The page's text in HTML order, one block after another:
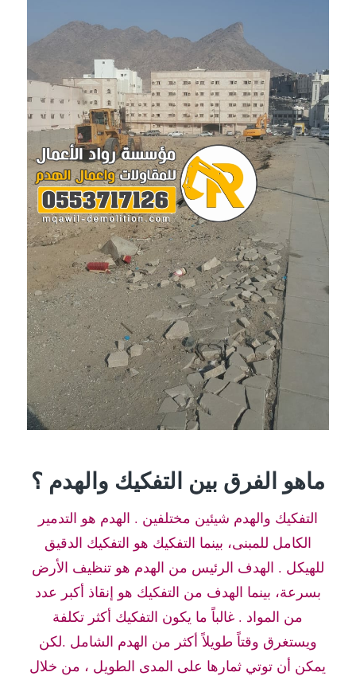
ماهو الفرق بين التفكيك والهدم ؟
التفكيك والهدم شيئين مختلفين . الهدم هو التدمير
الكامل للمبنى، بينما التفكيك هو التفكيك الدقيق
للهيكل . الهدف الرئيس من الهدم هو تنظيف الأرض
بسرعة، بينما الهدف من التفكيك هو إنقاذ أكبر عدد
من المواد . غالباً ما يكون التفكيك أكثر تكلفة
ويستغرق وقتاً طويلاً أكثر من الهدم الشامل .لكن
يمكن أن توتي ثمارها على المدى الطويل ، من خلال